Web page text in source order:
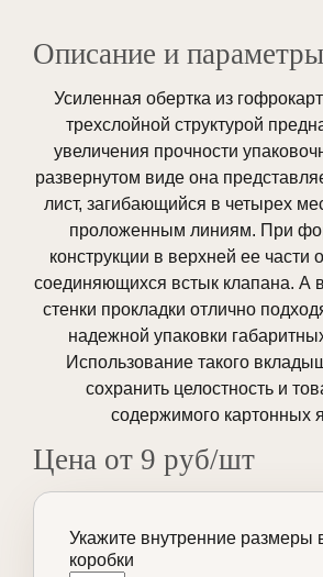
Описание и
Усиленная обертка из
трехслойной структурой
увеличения прочности
развернутом виде она
лист, загибающийся в четырех
проложенным линиям. При
конструкции в верхней ее части
соединяющихся встык клапана. А
стенки прокладки отлично
надежной упаковки
Использование такого
сохранить целостность и
содержимого картонных
Цена от 9 руб/шт
Укажите внутренние размеры
коробки